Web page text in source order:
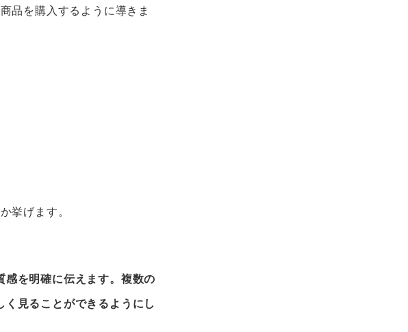
品を購入するように導きま
挙げます。
を明確に伝えます。複数の
見ることができるようにし